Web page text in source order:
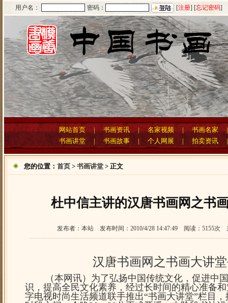
用户名： 密码： [注册] [忘记密码]
网站首页 |书画资讯 |名家视频 |书画名家
书画讲堂
| 书画故事 | 个人网展 | 拍卖资讯
您的位置： 首页 > 书画讲堂 > 正文
杜中信主讲的汉唐书画网之书
发布者：本站 发布时间：2010/4/28 14:47:49 阅读：5155
汉唐书画网之书画大讲
（本网讯）为了弘扬中国传统文化，促进中国
识，提高全民文化素养，经过长时间的精心准备
字电视时尚生活频道联手推出“书画大讲堂”栏目